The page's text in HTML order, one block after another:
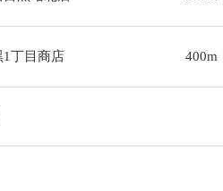
丁目商店 400m